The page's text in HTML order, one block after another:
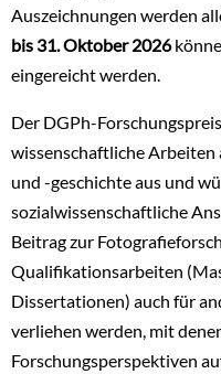
Auszeichnungen werden
bis 31. Oktober 2026
eingereicht werden.
Der DGPh-Forschungspreis
wissenschaftliche
und -geschichte aus und
sozialwissenschaftliche
Beitrag zur
Qualifikationsarbeiten
Dissertationen) auch für
verliehen werden, mit
Forschungsperspektiven